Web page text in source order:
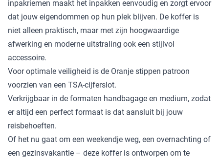
inpakriemen maakt het inpakken eenvoudig en zorgt ervoor
dat jouw eigendommen op hun plek blijven. De koffer is
niet alleen praktisch, maar met zijn hoogwaardige
afwerking en moderne uitstraling ook een stijlvol
accessoire.
Voor optimale veiligheid is de Oranje stippen patroon
voorzien van een TSA-cijferslot.
Verkrijgbaar in de formaten handbagage en medium, zodat
er altijd een perfect formaat is dat aansluit bij jouw
reisbehoeften.
Of het nu gaat om een weekendje weg, een overnachting of
een gezinsvakantie – deze koffer is ontworpen om te